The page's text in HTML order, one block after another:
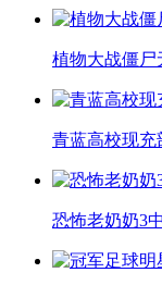
植物大战僵尸
青蓝高校现充
恐怖老奶奶3